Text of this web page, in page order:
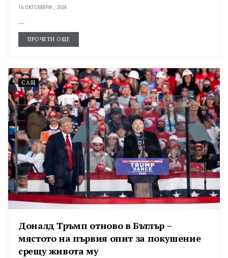
16 ОКТОМВРИ , 2024
ПРОЧЕТИ ОЩЕ
САЩ
Доналд Тръмп отново в Бътлър –
мястото на първия опит за покушение
срещу живота му